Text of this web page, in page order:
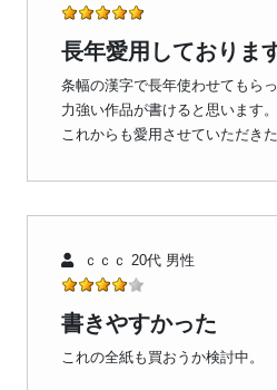
長年愛用しておりま
条幅の漢字で長年使わせてもら
力強い作品が書けると思います。
これからも愛用させていただき
ｃｃｃ 20代 男性
書きやすかった
これの全紙も買おうか検討中。